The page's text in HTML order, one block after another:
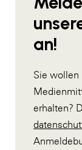
an!
Sie wollen
erhalten?